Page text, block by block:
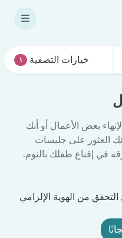
خيارات التصفية ١
بعض الأعمال أو أنك
العثور على جليسات
في إقناع طفلك بالنوم.
من الهوية الإلزامي